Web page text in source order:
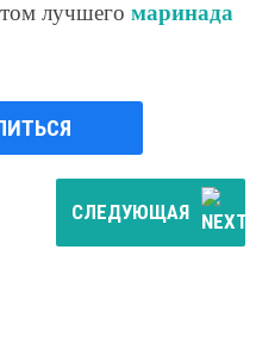
лучшего маринада
СЛЕДУЮЩАЯ